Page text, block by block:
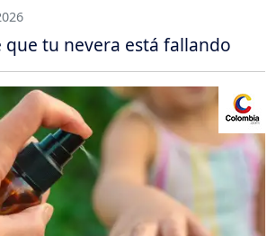
que tu nevera está fallando